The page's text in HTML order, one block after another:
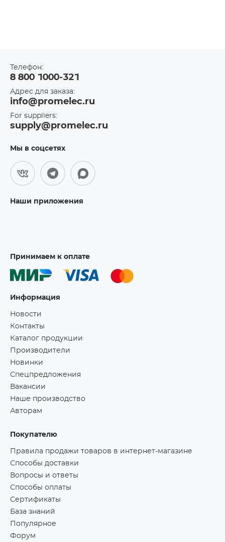
Телефон:
8 800 1000-321
Адрес для заказа:
info@promelec.ru
For suppliers:
supply@promelec.ru
Мы в соцсетях
Наши приложения
Принимаем к оплате
Информация
Новости
Контакты
Каталог продукции
Производители
Новинки
Спецпредложения
Вакансии
Наше производство
Авторам
Покупателю
Правила продажи товаров в интернет-магазине
Способы доставки
Вопросы и ответы
Способы оплаты
Сертификаты
База знаний
Популярное
Форум